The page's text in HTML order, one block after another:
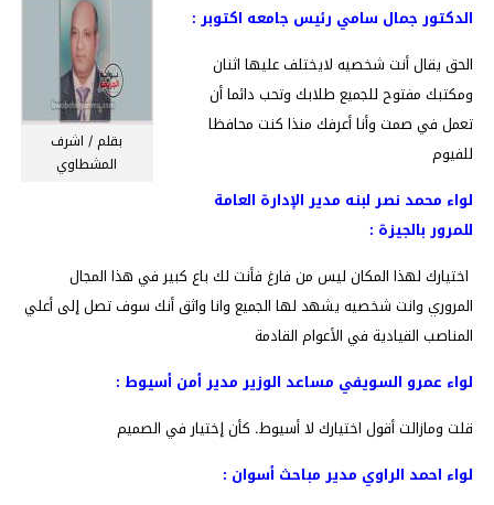
بقلم / اشرف
المشطاوي
الدكتور جمال سامي رئيس جامعه اكتوبر :
الحق يقال أنت شخصيه لايختلف عليها اثنان
ومكتبك مفتوح للجميع طلابك وتحب دائما أن
تعمل في صمت وأنا أعرفك منذا كنت محافظا
للفيوم
لواء محمد نصر لبنه مدير الإدارة العامة
للمرور بالجيزة :
اختيارك لهذا المكان ليس من فارغ فأنت لك باع كبير في هذا المجال
المروري وانت شخصيه يشهد لها الجميع وانا واثق أنك سوف تصل إلى أعلي
المناصب القيادية في الأعوام القادمة
لواء عمرو السويفي مساعد الوزير مدير أمن أسيوط :
قلت ومازالت أقول اختيارك لا أسيوط. كأن إختيار في الصميم
لواء احمد الراوي مدير مباحث أسوان :